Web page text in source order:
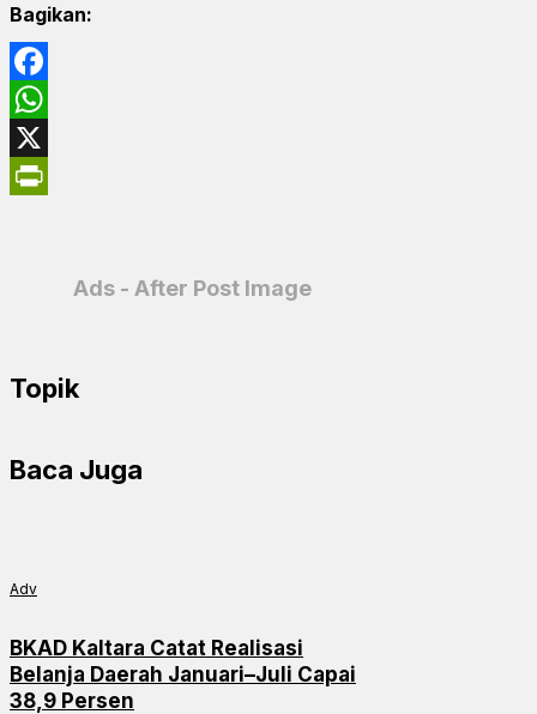
Bagikan:
Facebook
WhatsApp
X
Ads - After Post Image
Topik
Baca Juga
Adv
BKAD Kaltara Catat Realisasi
Belanja Daerah Januari–Juli Capai
38,9 Persen